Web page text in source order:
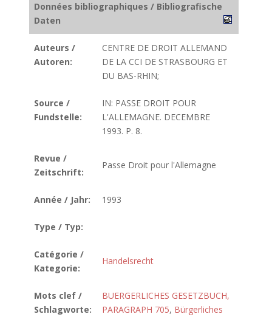
Données bibliographiques / Bibliografische
Daten
Auteurs /
Autoren:
CENTRE DE DROIT ALLEMAND
DE LA CCI DE STRASBOURG ET
DU BAS-RHIN;
Source /
Fundstelle:
IN: PASSE DROIT POUR
L'ALLEMAGNE. DECEMBRE
1993. P. 8.
Revue /
Zeitschrift:
Passe Droit pour l'Allemagne
Année / Jahr: 1993
Type / Typ:
Catégorie /
Kategorie:
Handelsrecht
Mots clef /
Schlagworte:
BUERGERLICHES GESETZBUCH,
PARAGRAPH 705, Bürgerliches